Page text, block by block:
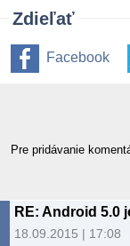
Zdieľať
Facebook
Pre pridávanie
18.09.2015 | 17:08